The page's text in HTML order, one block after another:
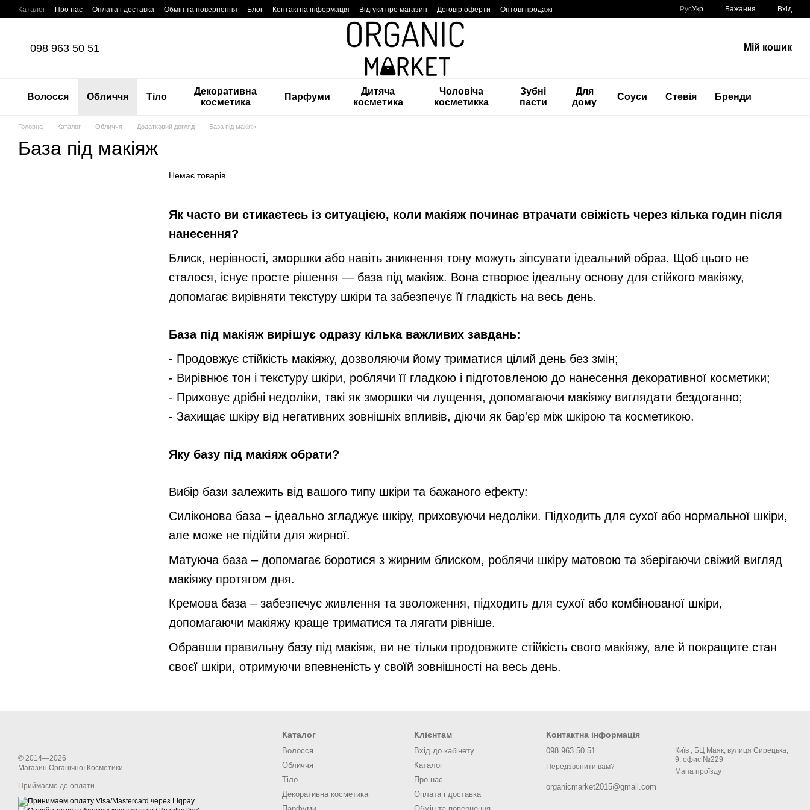
Перейти до основного контенту
Каталог Про нас Оплата і доставка Обмін та повернення Блог Контактна інформація Відгуки про магазин Договір оферти Оптові продажі РусУкр Бажання Вхід
098 963 50 51 Мій кошик
Волосся Обличчя Тіло
Декоративна
косметика
Парфуми
Дитяча
косметика
Чоловіча
косметикка
Зубні
пасти
Для
дому
Соуси Стевія Бренди
Головна Каталог Обличчя Додатковий догляд База під макіяж
База під макіяж
Як часто ви стикаєтесь із ситуацією, коли макіяж починає втрачати свіжість через кілька годин після
нанесення?
Блиск, нерівності, зморшки або навіть зникнення тону можуть зіпсувати ідеальний образ. Щоб цього не
сталося, існує просте рішення — база під макіяж. Вона створює ідеальну основу для стійкого макіяжу,
допомагає вирівняти текстуру шкіри та забезпечує її гладкість на весь день.
База під макіяж вирішує одразу кілька важливих завдань:
- Продовжує стійкість макіяжу, дозволяючи йому триматися цілий день без змін;
- Вирівнює тон і текстуру шкіри, роблячи її гладкою і підготовленою до нанесення декоративної косметики;
- Приховує дрібні недоліки, такі як зморшки чи лущення, допомагаючи макіяжу виглядати бездоганно;
- Захищає шкіру від негативних зовнішніх впливів, діючи як бар'єр між шкірою та косметикою.
Яку базу під макіяж обрати?
Вибір бази залежить від вашого типу шкіри та бажаного ефекту:
Силіконова база – ідеально згладжує шкіру, приховуючи недоліки. Підходить для сухої або нормальної шкіри,
але може не підійти для жирної.
Матуюча база – допомагає боротися з жирним блиском, роблячи шкіру матовою та зберігаючи свіжий вигляд
макіяжу протягом дня.
Кремова база – забезпечує живлення та зволоження, підходить для сухої або комбінованої шкіри,
допомагаючи макіяжу краще триматися та лягати рівніше.
Обравши правильну базу під макіяж, ви не тільки продовжите стійкість свого макіяжу, але й покращите стан
своєї шкіри, отримуючи впевненість у своїй зовнішності на весь день.
Немає товарів
© 2014—2026
Магазин Органічної Косметики
Приймаємо до оплати
Каталог
Волосся
Обличчя
Тіло
Декоративна косметика
Клієнтам
Вхід до кабінету
Каталог
Про нас
Оплата і доставка
Контактна інформація
098 963 50 51
Передзвонити вам?
organicmarket2015@gmail.com
Київ , БЦ Маяк, вулиця Сирецька,
9, офис №229
Мапа проїзду